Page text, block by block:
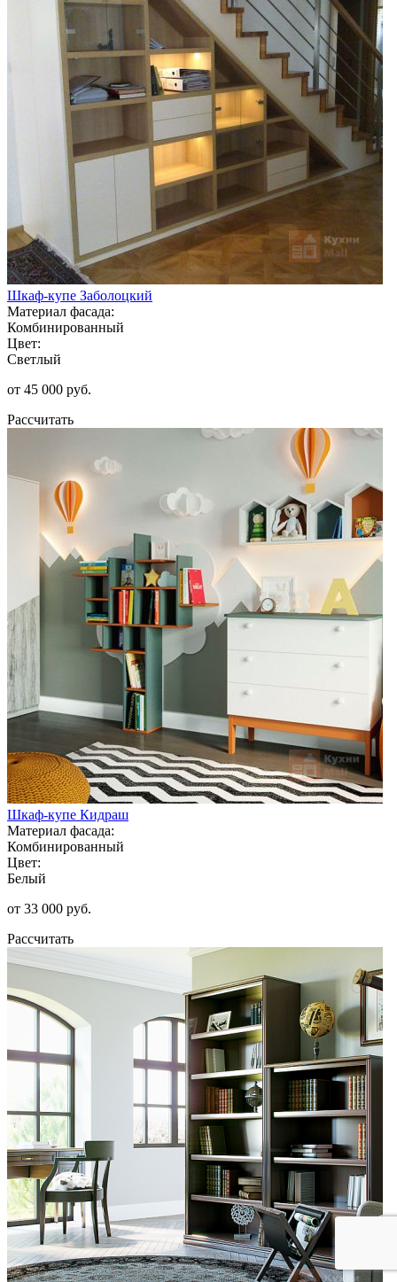
Шкаф-купе Заболоцкий
Материал фасада:
Комбинированный
Цвет:
Светлый
от 45 000 руб.
Рассчитать
Шкаф-купе Кидраш
Материал фасада:
Комбинированный
Цвет:
Белый
от 33 000 руб.
Рассчитать